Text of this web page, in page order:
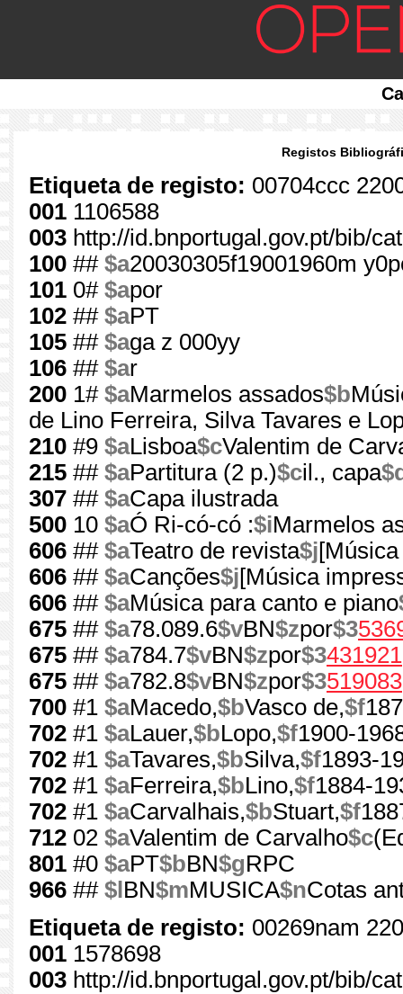
Registos
Etiqueta de registo: 00704ccc
001 1106588
003 http://id.bnportugal.gov.pt/bib/
100 ## $a20030305f19001960m
101 0# $apor
102 ## $aPT
105 ## $aga z 000yy
106 ## $ar
200 1# $aMarmelos assados$b
de Lino Ferreira, Silva Tavares e
210 #9 $aLisboa$cValentim de
215 ## $aPartitura (2 p.)$cil., capa
307 ## $aCapa ilustrada
500 10 $aÓ Ri-có-có :$iMarmelos
606 ## $aTeatro de revista$j
606 ## $aCanções$j[Música
606 ## $aMúsica para canto e piano
675 ## $a78.089.6$vBN$zpor$3
675 ## $a784.7$vBN$zpor$3431921
675 ## $a782.8$vBN$zpor$3519083
700 #1 $aMacedo,$bVasco de,$f
702 #1 $aLauer,$bLopo,$f1900-
702 #1 $aTavares,$bSilva,$f1893-
702 #1 $aFerreira,$bLino,$f1884-
702 #1 $aCarvalhais,$bStuart,$f
712 02 $aValentim de Carvalho$c
801 #0 $aPT$bBN$gRPC
966 ## $l BN$mMUSICA$nCotas
Etiqueta de registo: 00269nam
001 1578698
003 http://id.bnportugal.gov.pt/bib/